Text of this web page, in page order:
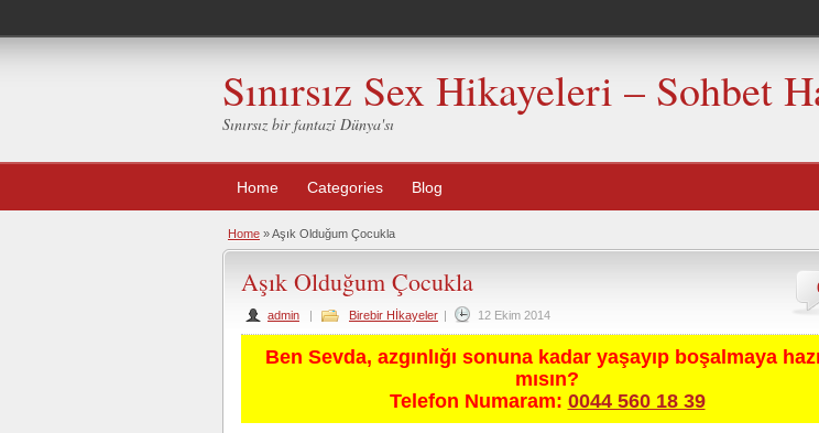
Sınırsız Sex Hikayeleri – Sohbet
Sınırsız bir fantazi Dünya'sı
Home Categories Blog
Home »Aşık Olduğum Çocukla
Aşık Olduğum Çocukla
admin | Birebir Hİkayeler | 12 Ekim 2014
Ben Sevda, azgınlığı sonuna kadar yaşayıp boşalmaya
mısın?
Telefon Numaram: 0044 560 18 39